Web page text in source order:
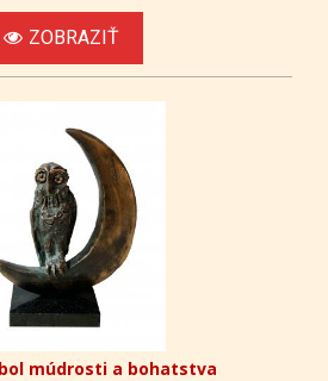
ZOBRAZIŤ
múdrosti a bohatstva